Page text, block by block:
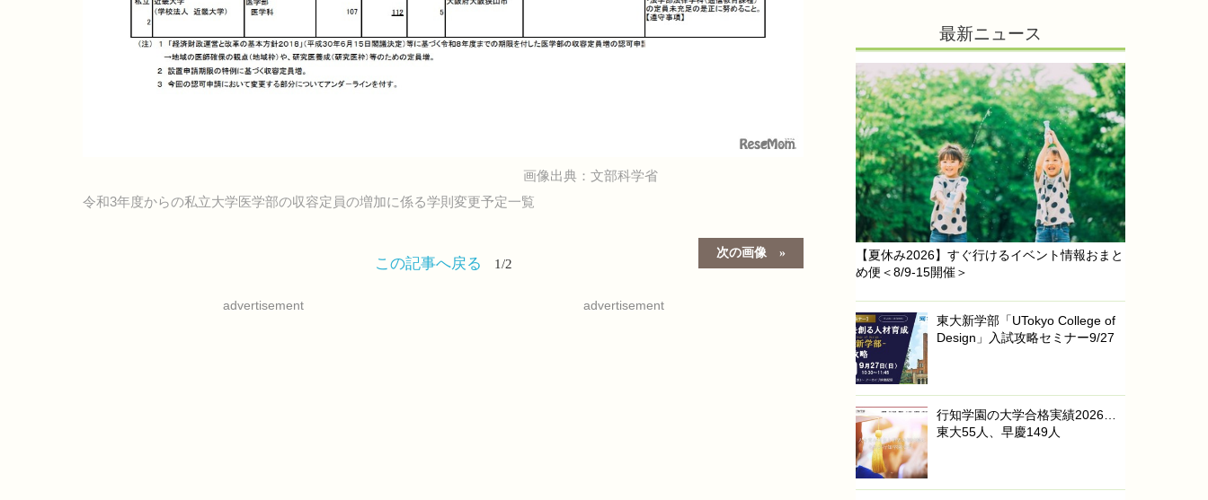
画像出典：文部科学省
令和3年度からの私立大学医学部の収容定員の増加に係る学則変更予定一覧
次の画像
この記事へ戻る 1/2
advertisement advertisement
最新ニュース
【夏休み2026】すぐ行けるイベント情報おまと
め便＜8/9-15開催＞
東大新学部「UTokyo College of
Design」入試攻略セミナー9/27
行知学園の大学合格実績2026…
東大55人、早慶149人